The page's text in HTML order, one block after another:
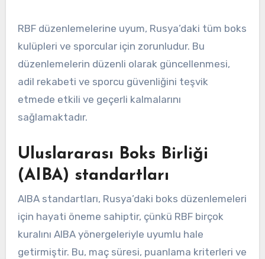
RBF düzenlemelerine uyum, Rusya’daki tüm boks
kulüpleri ve sporcular için zorunludur. Bu
düzenlemelerin düzenli olarak güncellenmesi,
adil rekabeti ve sporcu güvenliğini teşvik
etmede etkili ve geçerli kalmalarını
sağlamaktadır.
Uluslararası Boks Birliği
(AIBA) standartları
AIBA standartları, Rusya’daki boks düzenlemeleri
için hayati öneme sahiptir, çünkü RBF birçok
kuralını AIBA yönergeleriyle uyumlu hale
getirmiştir. Bu, maç süresi, puanlama kriterleri ve